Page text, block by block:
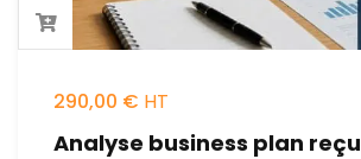
290,00 €
Analyse business plan reçu